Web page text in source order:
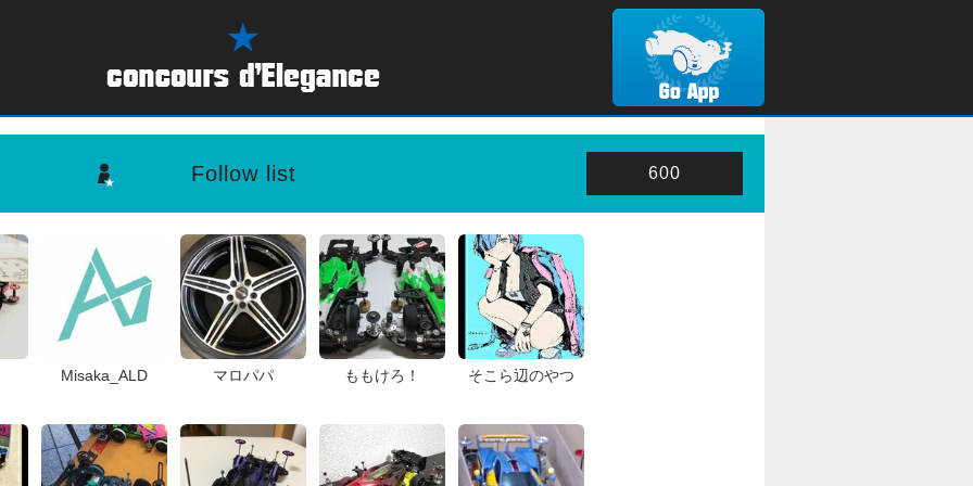
Follow list 600
Misaka_ALD マロパパ ももけろ！ そこら辺のやつ